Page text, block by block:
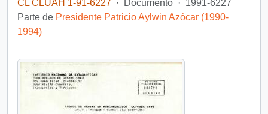
CL CLUAH 1-91-6227 · Documento · 1991-6227
Parte de Presidente Patricio Aylwin Azócar (1990-
1994)